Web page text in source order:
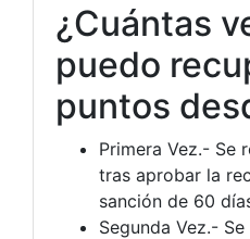
¿Cuántas
puedo
puntos
Primera Vez.- Se
tras aprobar la
sanción de 60
Segunda Vez.-